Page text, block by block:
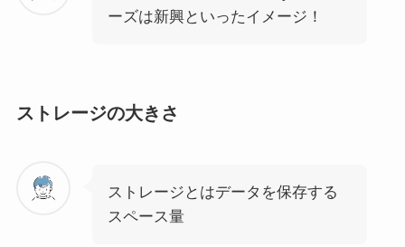
ーズは新興といったイメージ！
ストレージの大きさ
ストレージとはデータを保存する
スペース量